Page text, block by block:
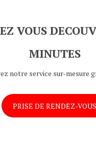
VOUS
MINUTES
notre service sur-mesure
PRISE DE RENDEZ-VOUS